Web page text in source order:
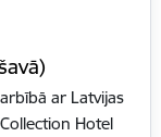
ar Latvijas
Hotel